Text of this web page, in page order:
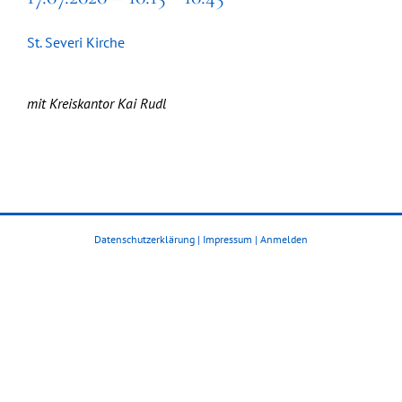
St. Severi Kirche
mit Kreiskantor Kai Rudl
Datenschutzerklärung | Impressum | Anmelden